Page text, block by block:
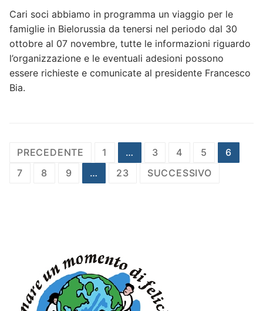
Cari soci abbiamo in programma un viaggio per le
famiglie in Bielorussia da tenersi nel periodo dal 30
ottobre al 07 novembre, tutte le informazioni riguardo
l’organizzazione e le eventuali adesioni possono
essere richieste e comunicate al presidente Francesco
Bia.
Paginazione
degli
PRECEDENTE 1 … 3 4 5
6
7
8 9 … 23 SUCCESSIVO